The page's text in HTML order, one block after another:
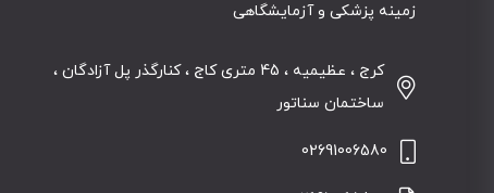
زمینه پزشکی و آزمایشگاهی
کرج ، عظیمیه ، 45 متری کاج ، کنارگذر پل آزادگان ،
ساختمان سناتور
02691006580